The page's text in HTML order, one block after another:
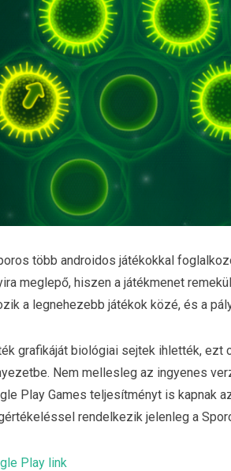
több androidos játékokkal
meglepő, hiszen a játékmenet
a legnehezebb játékok közé, és a
grafikáját biológiai sejtek ihlették,
Nem mellesleg az ingyenes
Play Games teljesítményt is kapnak
rendelkezik jelenleg a
Play link